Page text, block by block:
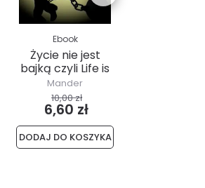
Ebook
Życie nie jest
bajką czyli Life is
brutal
Mander
10,00 zł
6,60 zł
DODAJ DO KOSZYKA